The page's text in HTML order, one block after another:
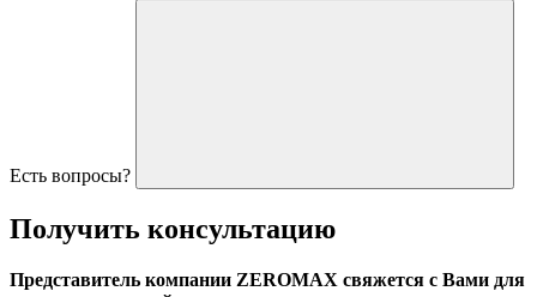
Есть вопросы?
Получить консультацию
Представитель компании ZEROMAX свяжется с Вами для